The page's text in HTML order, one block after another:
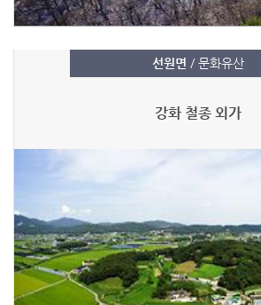
선원면 / 문화유산
강화 철종 외가